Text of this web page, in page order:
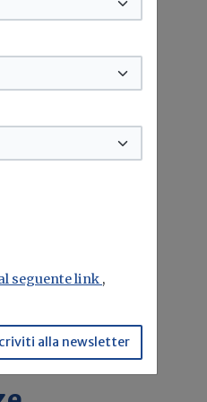
seguente link ,
alla newsletter